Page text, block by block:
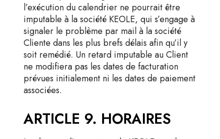
l’exécution du calendrier ne pourrait être
imputable à la société KEOLE, qui s’engage à
signaler le problème par mail à la société
Cliente dans les plus brefs délais afin qu’il y
soit remédié. Un retard imputable au Client
ne modifiera pas les dates de facturation
prévues initialement ni les dates de paiement
associées.
ARTICLE 9. HORAIRES